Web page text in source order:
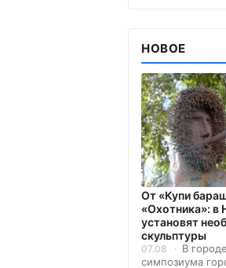
НОВОЕ
От «Купи
«Охотника»: в
установят
скульптуры
07.08
В
симпозиума